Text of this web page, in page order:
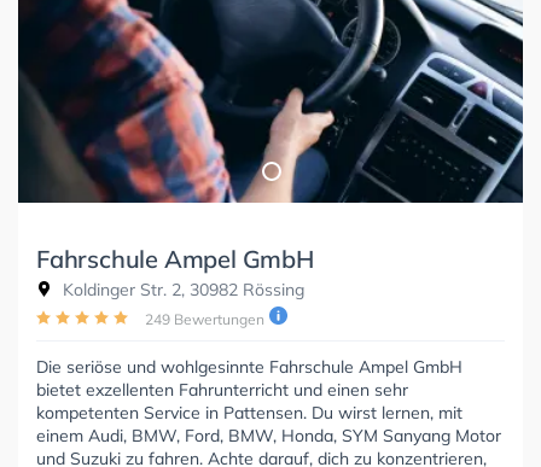
Fahrschule Ampel GmbH
Koldinger Str. 2, 30982 Rössing
249 Bewertungen
Die seriöse und wohlgesinnte Fahrschule Ampel GmbH
bietet exzellenten Fahrunterricht und einen sehr
kompetenten Service in Pattensen. Du wirst lernen, mit
einem Audi, BMW, Ford, BMW, Honda, SYM Sanyang Motor
und Suzuki zu fahren. Achte darauf, dich zu konzentrieren,